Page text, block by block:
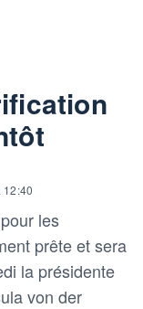
12:40
les
prête et sera
la présidente
von der